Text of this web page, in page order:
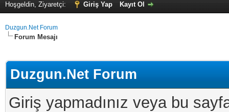
Hoşgeldin, Ziyaretçi: Giriş Yap Kayıt Ol
Duzgun.Net Forum
Forum Mesajı
Duzgun.Net Forum
Giriş yapmadınız veya bu